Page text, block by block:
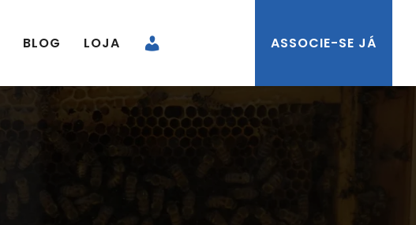
BLOG LOJA ASSOCIE-SE JÁ